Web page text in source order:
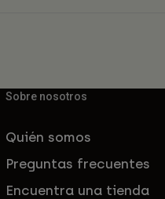
Sobre nosotros
Quién somos
Preguntas frecuentes
Encuentra una tienda